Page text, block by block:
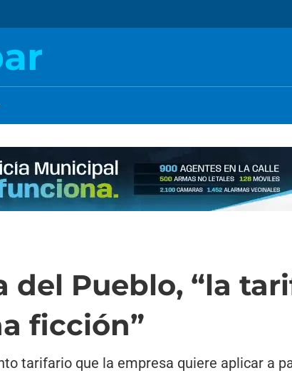
del Pueblo, “la
ficción”
tarifario que la empresa quiere aplicar a